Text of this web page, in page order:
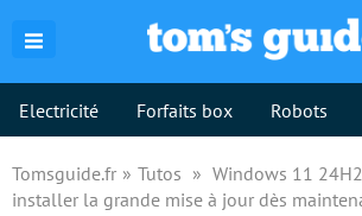
Electricité Forfaits box Robots
Tomsguide.fr Tutos
Windows 11
installer la grande mise à jour dès